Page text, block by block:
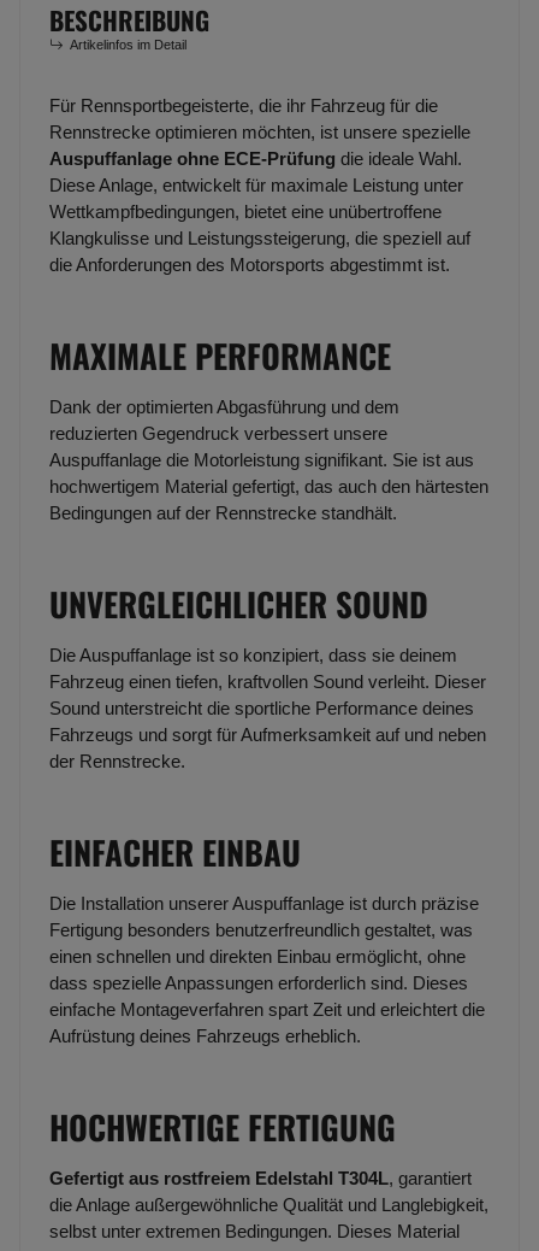
BESCHREIBUNG
Artikelinfos im Detail
Für Rennsportbegeisterte, die ihr Fahrzeug für die
Rennstrecke optimieren möchten, ist unsere spezielle
Auspuffanlage ohne ECE-Prüfung die ideale Wahl.
Diese Anlage, entwickelt für maximale Leistung unter
Wettkampfbedingungen, bietet eine unübertroffene
Klangkulisse und Leistungssteigerung, die speziell auf
die Anforderungen des Motorsports abgestimmt ist.
MAXIMALE PERFORMANCE
Dank der optimierten Abgasführung und dem
reduzierten Gegendruck verbessert unsere
Auspuffanlage die Motorleistung signifikant. Sie ist aus
hochwertigem Material gefertigt, das auch den härtesten
Bedingungen auf der Rennstrecke standhält.
UNVERGLEICHLICHER SOUND
Die Auspuffanlage ist so konzipiert, dass sie deinem
Fahrzeug einen tiefen, kraftvollen Sound verleiht. Dieser
Sound unterstreicht die sportliche Performance deines
Fahrzeugs und sorgt für Aufmerksamkeit auf und neben
der Rennstrecke.
EINFACHER EINBAU
Die Installation unserer Auspuffanlage ist durch präzise
Fertigung besonders benutzerfreundlich gestaltet, was
einen schnellen und direkten Einbau ermöglicht, ohne
dass spezielle Anpassungen erforderlich sind. Dieses
einfache Montageverfahren spart Zeit und erleichtert die
Aufrüstung deines Fahrzeugs erheblich.
HOCHWERTIGE FERTIGUNG
Gefertigt aus rostfreiem Edelstahl T304L, garantiert
die Anlage außergewöhnliche Qualität und Langlebigkeit,
selbst unter extremen Bedingungen. Dieses Material